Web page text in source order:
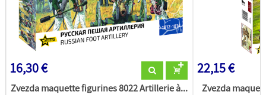
16,30 €
Zvezda maquette figurines 8022 Artillerie à...
22,15 €
Zvezda